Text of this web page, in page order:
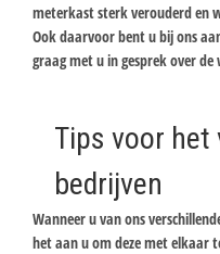
meterkast sterk verouderd en
Ook daarvoor bent u bij ons
graag met u in gesprek over
Tips voor het
bedrijven
Wanneer u van ons
het aan u om deze met elkaar